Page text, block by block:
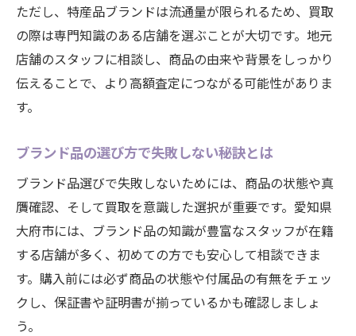
ただし、特産品ブランドは流通量が限られるため、買取
の際は専門知識のある店舗を選ぶことが大切です。地元
店舗のスタッフに相談し、商品の由来や背景をしっかり
伝えることで、より高額査定につながる可能性がありま
す。
ブランド品の選び方で失敗しない秘訣とは
ブランド品選びで失敗しないためには、商品の状態や真
贋確認、そして買取を意識した選択が重要です。愛知県
大府市には、ブランド品の知識が豊富なスタッフが在籍
する店舗が多く、初めての方でも安心して相談できま
す。購入前には必ず商品の状態や付属品の有無をチェッ
クし、保証書や証明書が揃っているかも確認しましょ
う。